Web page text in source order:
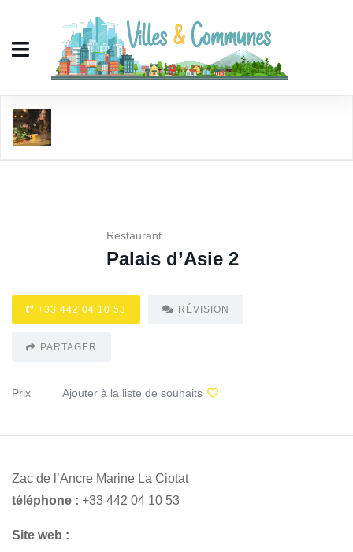
Restaurant
Palais d’Asie 2
+33 442 04 10 53 RÉVISION
PARTAGER
Prix Ajouter à la liste de souhaits
Zac de l’Ancre Marine La Ciotat
téléphone : +33 442 04 10 53
Site web :